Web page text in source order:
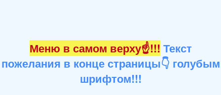
Меню в самом верху☝!!! Текст
пожелания в конце страницы👇 голубым
шрифтом!!!